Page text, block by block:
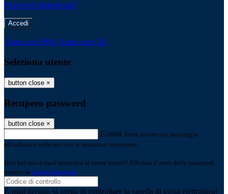
Password dimenticata?
-
Entra con SPID Entra con CIE
Seleziona utente
button close ×
Recupero password
button close ×
E-mail Verrà inviato un messaggio
all'indirizzo indicato con le istruzioni necessarie.
Non hai una e-mail associata al nome utente? Effettua il reset della password
tramite la Login Spaggiari
E-mail inviata, si prega di controllare la casella di posta elettronica!